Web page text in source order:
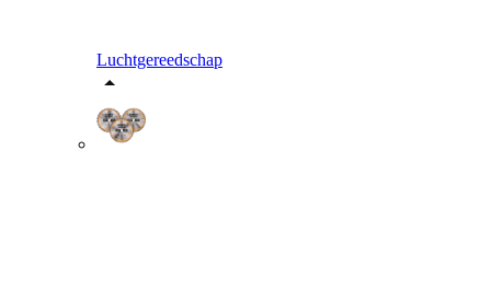
Luchtgereedschap